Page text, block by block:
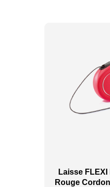
Laisse
Rouge